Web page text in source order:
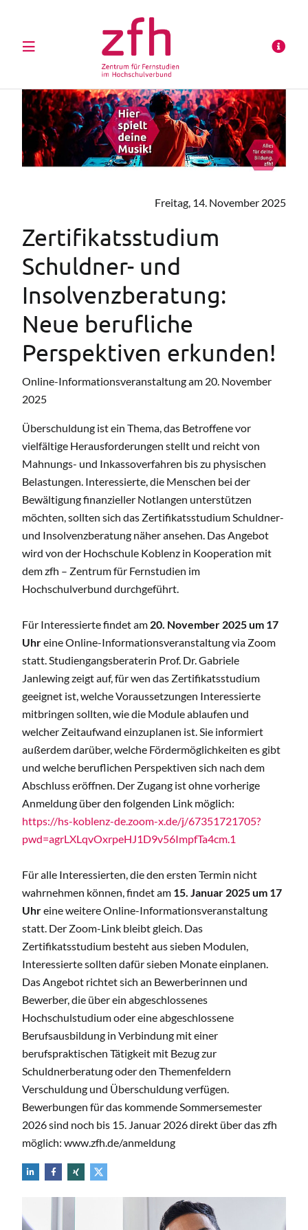
Freitag, 14. November 2025
Zertifikatsstudium
Schuldner- und
Insolvenzberatung:
Neue berufliche
Perspektiven erkunden!
Online-Informationsveranstaltung am 20. November
2025
Überschuldung ist ein Thema, das Betroffene vor
vielfältige Herausforderungen stellt und reicht von
Mahnungs- und Inkassoverfahren bis zu physischen
Belastungen. Interessierte, die Menschen bei der
Bewältigung finanzieller Notlangen unterstützen
möchten, sollten sich das Zertifikatsstudium Schuldner-
und Insolvenzberatung näher ansehen. Das Angebot
wird von der Hochschule Koblenz in Kooperation mit
dem zfh – Zentrum für Fernstudien im
Hochschulverbund durchgeführt.
Für Interessierte findet am 20. November 2025 um 17
Uhreine Online-Informationsveranstaltung via Zoom
statt. Studiengangsberaterin Prof. Dr. Gabriele
Janlewing zeigt auf, für wen das Zertifikatsstudium
geeignet ist, welche Voraussetzungen Interessierte
mitbringen sollten, wie die Module ablaufen und
welcher Zeitaufwand einzuplanen ist. Sie informiert
außerdem darüber, welche Fördermöglichkeiten es gibt
und welche beruflichen Perspektiven sich nach dem
Abschluss eröffnen. Der Zugang ist ohne vorherige
Anmeldung über den folgenden Link möglich:
https://hs-koblenz-de.zoom-x.de/j/67351721705?
pwd=agrLXLqvOxrpeHJ1D9v56ImpfTa4cm.1
Für alle Interessierten, die den ersten Termin nicht
wahrnehmen können, findet am 15. Januar 2025 um 17
Uhreine weitere Online-Informationsveranstaltung
statt. Der Zoom-Link bleibt gleich. Das
Zertifikatsstudium besteht aus sieben Modulen,
Interessierte sollten dafür sieben Monate einplanen.
Das Angebot richtet sich an Bewerberinnen und
Bewerber, die über ein abgeschlossenes
Hochschulstudium oder eine abgeschlossene
Berufsausbildung in Verbindung mit einer
berufspraktischen Tätigkeit mit Bezug zur
Schuldnerberatung oder den Themenfeldern
Verschuldung und Überschuldung verfügen.
Bewerbungen für das kommende Sommersemester
2026 sind noch bis 15. Januar 2026 direkt über das zfh
möglich: www.zfh.de/anmeldung